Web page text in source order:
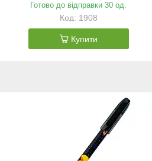
Готово до відправки 30 од.
1908
Купити